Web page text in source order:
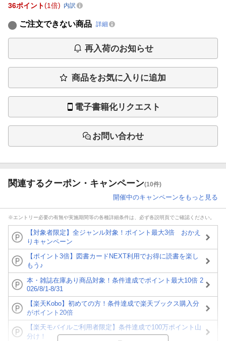
36ポイント 1倍 内訳
ご注文できない商品 詳細
再入荷のお知らせ
商品をお気に入りに追加
電子書籍化リクエスト
お問い合わせ
関連するクーポン・キャンペーン(10件)
開催中のキャンペーンをもっと見る
※エントリー必要の有無や実施期間等の各種詳細条件は、必ず各説明頁でご確認ください。
【対象者限定】全ジャンル対象！ポイント最大3倍 おかえ
りキャンペーン
【ポイント3倍】図書カードNEXT利用でお得に読書を楽し
もう♪
本・雑誌在庫あり商品対象！条件達成でポイント最大10倍 2
026/8/1-8/31
【楽天Kobo】初めての方！条件達成で楽天ブックス購入分
がポイント20倍
【楽天モバイルご利用者限定】条件達成で100万ポイント山
分け！